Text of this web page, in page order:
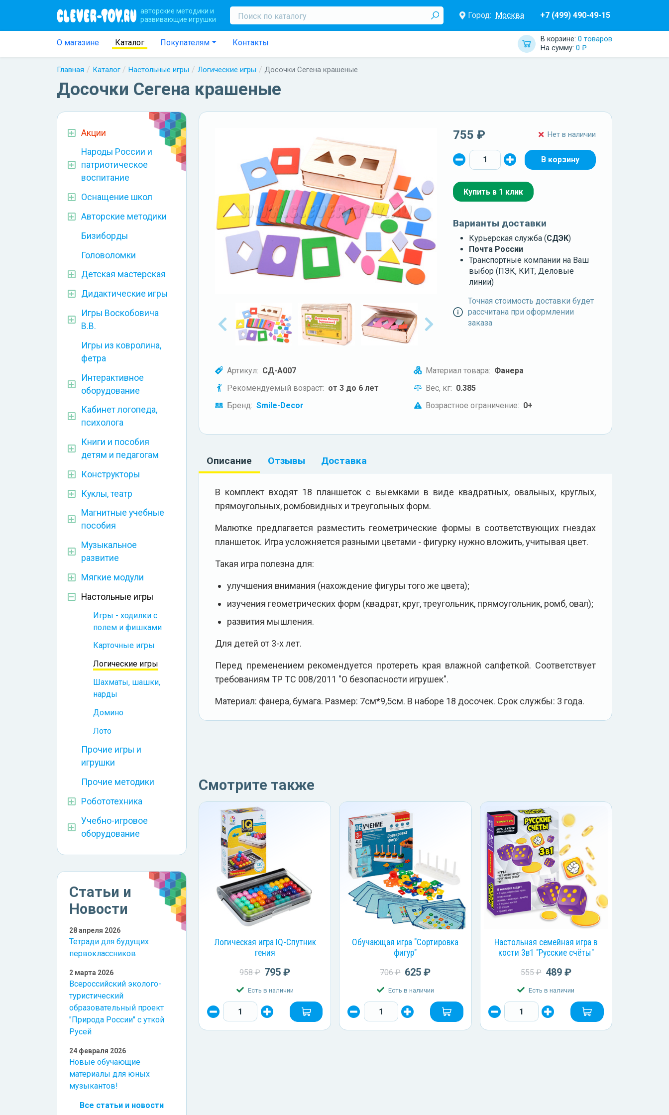
авторские методики и
развивающие игрушки
Город: Москва +7 (499) 490-49-15
О магазине Каталог Покупателям Контакты В корзине: 0 товаров
На сумму: 0 ₽
Главная Каталог Настольные игры Логические игры Досочки Сегена крашеные
Досочки Сегена крашеные
Акции
Народы России и
патриотическое
воспитание
Оснащение школ
Авторские методики
Бизиборды
Головоломки
Детская мастерская
Дидактические игры
Игры Воскобовича
В.В.
Игры из ковролина,
фетра
Интерактивное
оборудование
Кабинет логопеда,
психолога
Книги и пособия
детям и педагогам
Конструкторы
Куклы, театр
Магнитные учебные
пособия
Музыкальное
развитие
Мягкие модули
Настольные игры
Игры - ходилки с
полем и фишками
Карточные игры
Логические игры
Шахматы, шашки,
нарды
Домино
Лото
Прочие игры и
игрушки
Прочие методики
Робототехника
Учебно-игровое
оборудование
Статьи и
Новости
28 апреля 2026
Тетради для будущих
первоклассников
2 марта 2026
Всероссийский эколого-
туристический
образовательный проект
"Природа России" с уткой
Русей
24 февраля 2026
Новые обучающие
материалы для юных
музыкантов!
Все статьи и новости
755 ₽ Нет в наличии
Купить в 1 клик
Варианты доставки
Курьерская служба (СДЭК)
Почта России
Транспортные компании на Ваш
выбор (ПЭК, КИТ, Деловые
линии)
Точная стоимость доставки будет
рассчитана при оформлении
заказа
Артикул: СД-А007
Рекомендуемый возраст: от 3 до 6 лет
Бренд: Smile-Decor
Материал товара: Фанера
Вес, кг: 0.385
Возрастное ограничение: 0+
Описание Отзывы Доставка
В комплект входят 18 планшеток с выемками в виде квадратных, овальных, круглых,
прямоугольных, ромбовидных и треугольных форм.
Малютке предлагается разместить геометрические формы в соответствующих гнездах
планшеток. Игра усложняется разными цветами - фигурку нужно вложить, учитывая цвет.
Такая игра полезна для:
улучшения внимания (нахождение фигуры того же цвета);
изучения геометрических форм (квадрат, круг, треугольник, прямоугольник, ромб, овал);
развития мышления.
Для детей от 3-х лет.
Перед пременением рекомендуется протереть края влажной салфеткой. Соответствует
требованиям ТР ТС 008/2011 "О безопасности игрушек".
Материал: фанера, бумага. Размер: 7см*9,5см. В наборе 18 досочек. Срок службы: 3 года.
Смотрите также
Логическая игра IQ-Спутник
гения
958 ₽ 795 ₽
Есть в наличии
Обучающая игра "Сортировка
фигур"
706 ₽ 625 ₽
Есть в наличии
Настольная семейная игра в
кости 3в1 "Русские счёты"
555 ₽ 489 ₽
Есть в наличии